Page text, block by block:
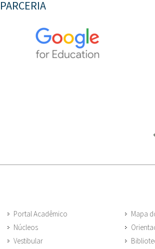
PARCERIA
Portal Acadêmico
Núcleos
Vestibular
Mapa